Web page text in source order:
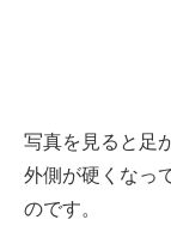
写真を見ると足
外側が硬くなっ
のです。